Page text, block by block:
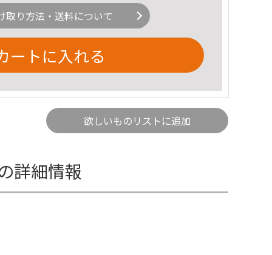
取り方法・送料について
ートに入れる
欲しいものリストに追加
詳細情報